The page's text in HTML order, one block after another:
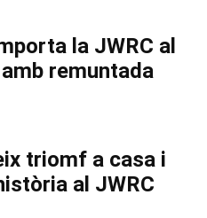
la JWRC al
remuntada
triomf a casa i
al JWRC